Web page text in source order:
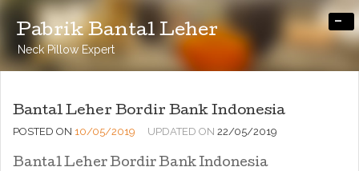
Pabrik Bantal Leher
Neck Pillow Expert
-
Bantal Leher Bordir Bank Indonesia
POSTED ON 10/05/2019 UPDATED ON 22/05/2019
Bantal Leher Bordir Bank Indonesia